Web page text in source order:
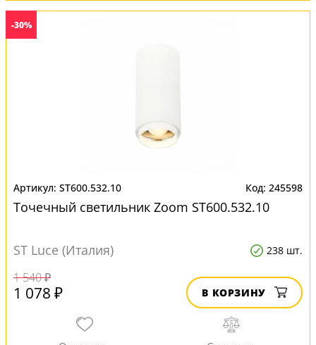
-30%
ST600.532.10 245598
Точечный светильник Zoom ST600.532.10
ST Luce (Италия) 238 шт.
1 540 ₽
1 078 ₽ В КОРЗИНУ